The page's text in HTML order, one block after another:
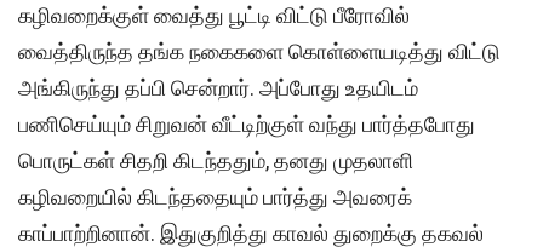
கழிவறைக்குள் வைத்து பூட்டி விட்டு பீரோவில்
வைத்திருந்த தங்க நகைகளை கொள்ளையடித்து விட்டு
அங்கிருந்து தப்பி சென்றார். அப்போது உதயிடம்
பணிசெய்யும் சிறுவன் வீட்டிற்குள் வந்து பார்த்தபோது
பொருட்கள் சிதறி கிடந்ததும், தனது முதலாளி
கழிவறையில் கிடந்ததையும் பார்த்து அவரைக்
காப்பாற்றினான். இதுகுறித்து காவல் துறைக்கு தகவல்